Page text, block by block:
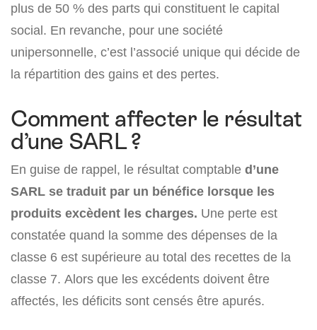
plus de 50 % des parts qui constituent le capital
social. En revanche, pour une société
unipersonnelle, c’est l’associé unique qui décide de
la répartition des gains et des pertes.
Comment affecter le résultat
d’une SARL ?
En guise de rappel, le résultat comptable d’une
SARL se traduit par un bénéfice lorsque les
produits excèdent les charges. Une perte est
constatée quand la somme des dépenses de la
classe 6 est supérieure au total des recettes de la
classe 7. Alors que les excédents doivent être
affectés, les déficits sont censés être apurés.